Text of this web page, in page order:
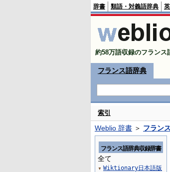
辞書 類語・対義語辞典
約58万語収録のフランス
フランス語辞典
索引
Weblio 辞書 ＞ フラン
フランス語辞典収録辞書
全て
▼ Wiktionary日本語版